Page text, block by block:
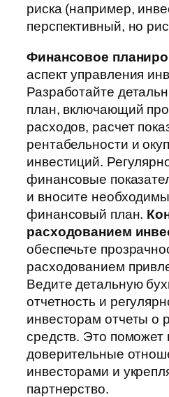
риска (например,
перспективный, но
Финансовое
аспект управления
Разработайте
план, включающий
расходов, расчет
рентабельности и
инвестиций.
финансовые
и вносите
финансовый план.
расходованием
обеспечьте
расходованием
Ведите детальную
отчетность и
инвесторам отчеты о
средств. Это поможет
доверительные
инвесторами и
партнерство.